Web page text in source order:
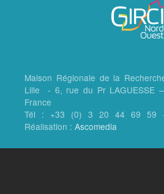
Maison Régionale de la
Lille - 6, rue du Pr LAGUESSE
France
Tél : +33 (0) 3 20 44 69 59
Réalisation : Ascomedia